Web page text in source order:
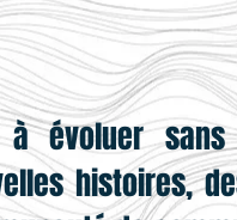
évoluer
histoires,